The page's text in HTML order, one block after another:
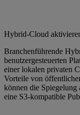
Hybrid-Cloud
Branchenführende
benutzergesteuerten
einer lokalen privaten
Vorteile von
können die Spiegelung
eine S3-kompatible